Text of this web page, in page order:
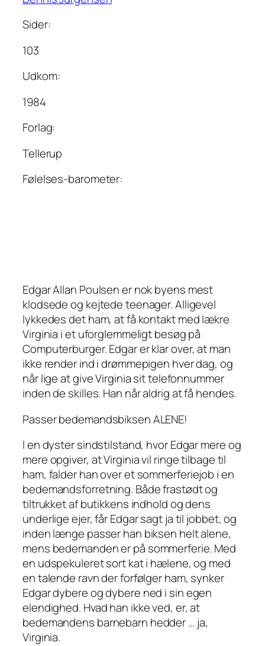
Sider:
103
Udkom:
1984
Forlag:
Tellerup
Følelses-barometer:
Edgar Allan Poulsen er nok byens mest
klodsede og kejtede teenager. Alligevel
lykkedes det ham, at få kontakt med lækre
Virginia i et uforglemmeligt besøg på
Computerburger. Edgar er klar over, at man
ikke render ind i drømmepigen hver dag, og
når lige at give Virginia sit telefonnummer
inden de skilles. Han når aldrig at få hendes.
Passer bedemandsbiksen ALENE!
I en dyster sindstilstand, hvor Edgar mere og
mere opgiver, at Virginia vil ringe tilbage til
ham, falder han over et sommerferiejob i en
bedemandsforretning. Både frastødt og
tiltrukket af butikkens indhold og dens
underlige ejer, får Edgar sagt ja til jobbet, og
inden længe passer han biksen helt alene,
mens bedemanden er på sommerferie. Med
en udspekuleret sort kat i hælene, og med
en talende ravn der forfølger ham, synker
Edgar dybere og dybere ned i sin egen
elendighed. Hvad han ikke ved, er, at
bedemandens barnebarn hedder … ja,
Virginia.